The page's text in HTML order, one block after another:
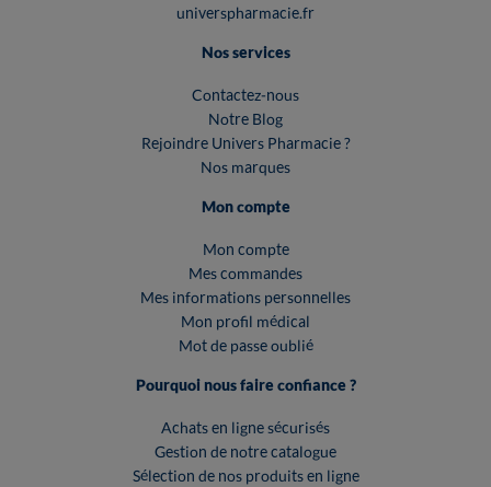
universpharmacie.fr
Nos services
Contactez-nous
Notre Blog
Rejoindre Univers Pharmacie ?
Nos marques
Mon compte
Mon compte
Mes commandes
Mes informations personnelles
Mon profil médical
Mot de passe oublié
Pourquoi nous faire confiance ?
Achats en ligne sécurisés
Gestion de notre catalogue
Sélection de nos produits en ligne